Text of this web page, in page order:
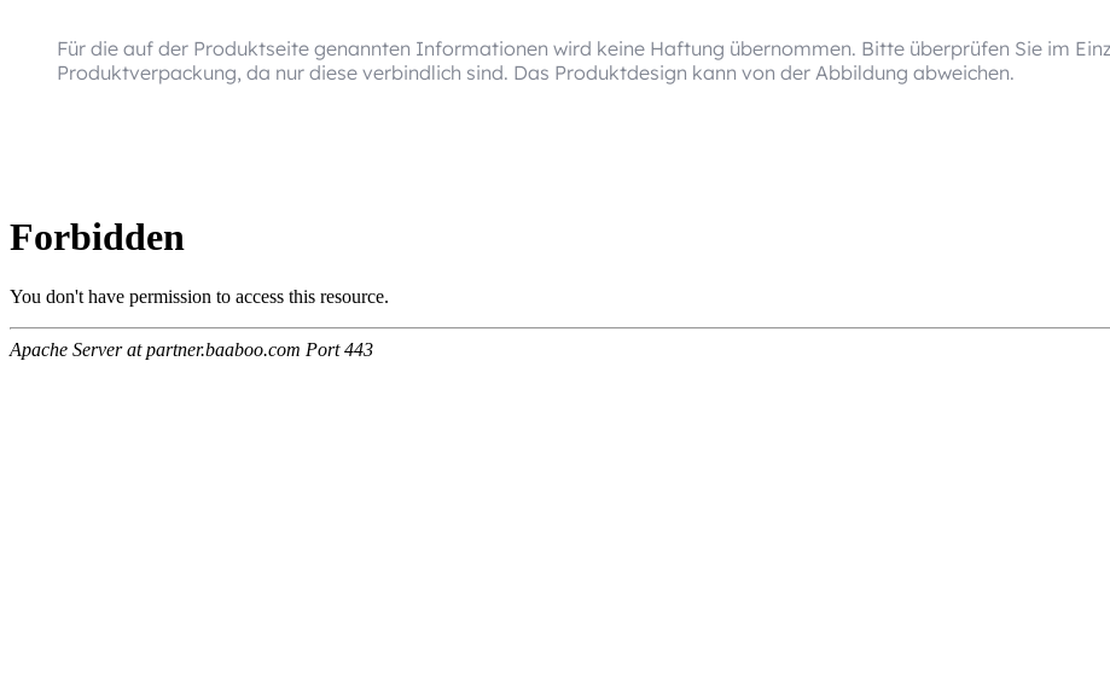
Für die auf der Produktseite genannten Informationen wird keine Haftung übernommen. Bitte überprüfen Sie im
Produktverpackung, da nur diese verbindlich sind. Das Produktdesign kann von der Abbildung abweichen.